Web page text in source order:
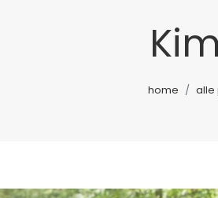
home alle